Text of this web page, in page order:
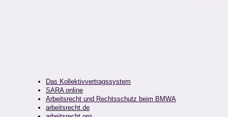
Das Kollektivvertragssystem
SARA online
Arbeitsrecht und Rechtsschutz beim BMWA
arbeitsrecht.de